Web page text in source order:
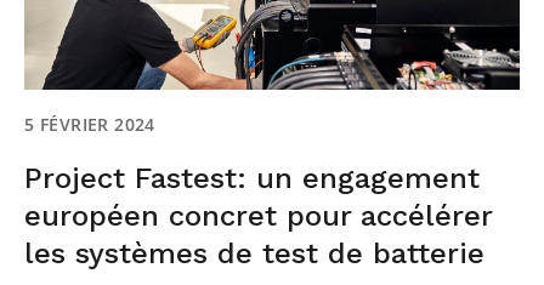
5 FÉVRIER 2024
Project Fastest: un engagement
européen concret pour accélérer
les systèmes de test de batterie